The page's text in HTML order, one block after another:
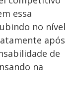
essa
no nível
após
de
na